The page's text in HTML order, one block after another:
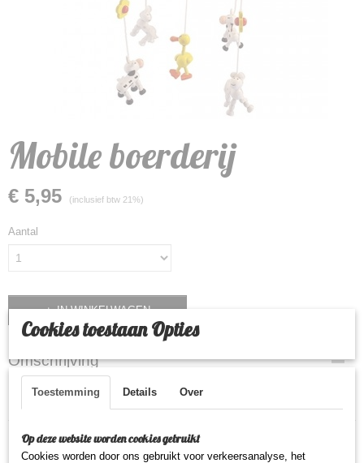
Mobile boerderij
€ 5,95 (inclusief btw 21%)
Aantal
IN WINKELWAGEN
Omschrijving
Mobile boerderij
Cookies toestaan Opties
Toestemming Details Over
Op deze website worden cookies gebruikt
Cookies worden door ons gebruikt voor verkeersanalyse, het